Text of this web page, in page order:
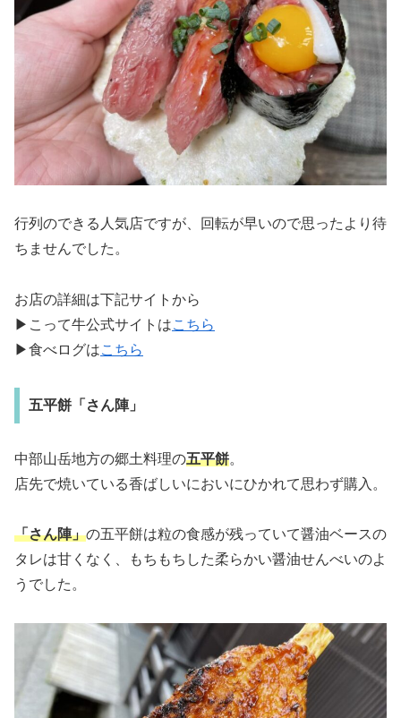
行列のできる人気店ですが、回転が早いので思ったより待
ちませんでした。
お店の詳細は下記サイトから
▶こって牛公式サイトはこちら
▶食べログはこちら
五平餅「さん陣」
中部山岳地方の郷土料理の五平餅。
店先で焼いている香ばしいにおいにひかれて思わず購入。
「さん陣」の五平餅は粒の食感が残っていて醤油ベースの
タレは甘くなく、もちもちした柔らかい醤油せんべいのよ
うでした。